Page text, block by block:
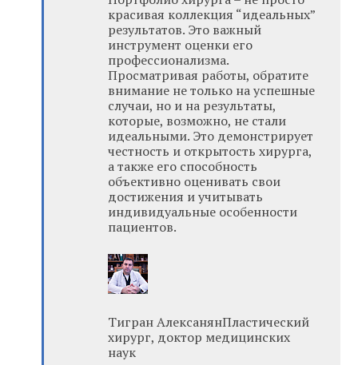
красивая коллекция “идеальных”
результатов. Это важный
инструмент оценки его
профессионализма.
Просматривая работы, обратите
внимание не только на успешные
случаи, но и на результаты,
которые, возможно, не стали
идеальными. Это демонстрирует
честность и открытость хирурга,
а также его способность
объективно оценивать свои
достижения и учитывать
индивидуальные особенности
пациентов.
Тигран АлексанянПластический
хирург, доктор медицинских
наук